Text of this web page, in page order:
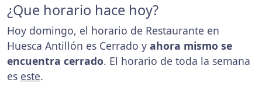
¿Que horario hace hoy?
Hoy domingo, el horario de Restaurante en
Huesca Antillón es Cerrado y ahora mismo se
encuentra cerrado. El horario de toda la semana
es este.